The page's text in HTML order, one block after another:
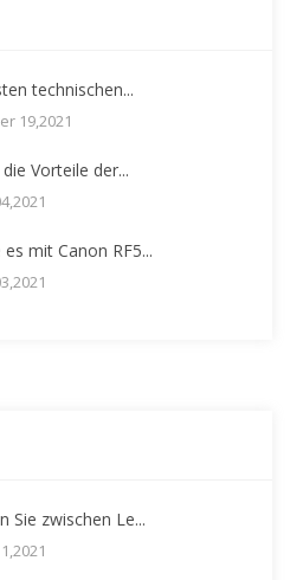
technischen...
19,2021
Vorteile der...
mit Canon RF5...
Sie zwischen Le...